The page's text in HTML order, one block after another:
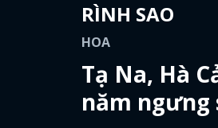
RÌNH SAO
HOA
Tạ Na, Hà
năm ngưng